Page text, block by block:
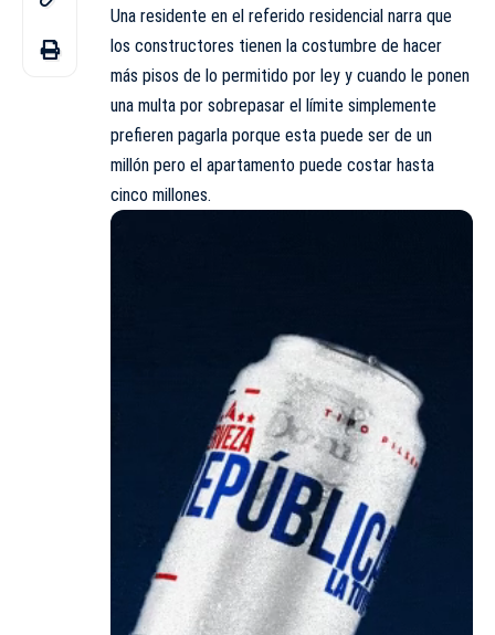
Una residente en el referido residencial narra que
los constructores tienen la costumbre de hacer
más pisos de lo permitido por ley y cuando le ponen
una multa por sobrepasar el límite simplemente
prefieren pagarla porque esta puede ser de un
millón pero el apartamento puede costar hasta
cinco millones.